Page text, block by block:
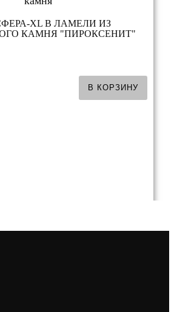
XL В ЛАМЕЛИ ИЗ
КАМНЯ "ПИРОКСЕНИТ"
В КОРЗИНУ
КАМНЯ "ЖАДЕИТ"